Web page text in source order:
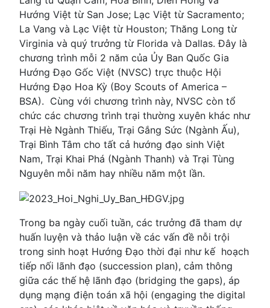
Hướng Việt từ San Jose; Lạc Việt từ Sacramento;
La Vang và Lạc Việt từ Houston; Thăng Long từ
Virginia và quý trưởng từ Florida và Dallas. Đây là
chương trình mỗi 2 năm của Ủy Ban Quốc Gia
Hướng Đạo Gốc Việt (NVSC) trực thuộc Hội
Hướng Đạo Hoa Kỳ (Boy Scouts of America –
BSA). Cùng với chương trình này, NVSC còn tổ
chức các chương trình trại thường xuyên khác như
Trại Hè Ngành Thiếu, Trại Gắng Sức (Ngành Ấu),
Trại Bình Tâm cho tất cả hướng đạo sinh Việt
Nam, Trại Khai Phá (Ngành Thanh) và Trại Tùng
Nguyên mỗi năm hay nhiều năm một lần.
Trong ba ngày cuối tuần, các trưởng đã tham dự
huấn luyện và thảo luận về các vấn đề nỗi trội
trong sinh hoạt Hướng Đạo thời đại như kế hoạch
tiếp nối lãnh đạo (succession plan), cảm thông
giữa các thế hệ lãnh đạo (bridging the gaps), áp
dụng mạng điện toán xã hội (engaging the digital